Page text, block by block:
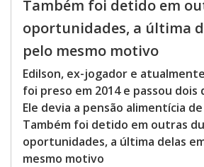
Também foi detido em
oportunidades, a última
pelo mesmo motivo
Edilson, ex-jogador e
foi preso em 2014 e passou dois
Ele devia a pensão alimentícia
Também foi detido em outras
oportunidades, a última delas
mesmo motivo